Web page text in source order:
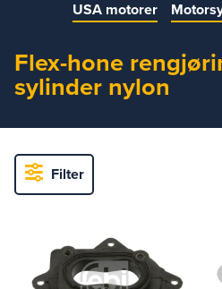
USA motorer
Flex-hone
sylinder nylon
Filter